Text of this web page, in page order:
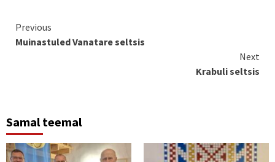
Continue
Reading
Previous
Muinastuled Vanatare seltsis
Next
Krabuli seltsis
Samal teemal